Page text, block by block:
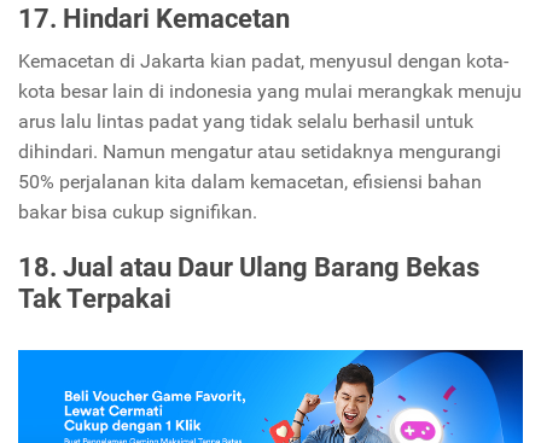
17. Hindari Kemacetan
Kemacetan di Jakarta kian padat, menyusul dengan kota-
kota besar lain di indonesia yang mulai merangkak menuju
arus lalu lintas padat yang tidak selalu berhasil untuk
dihindari. Namun mengatur atau setidaknya mengurangi
50% perjalanan kita dalam kemacetan, efisiensi bahan
bakar bisa cukup signifikan.
18. Jual atau Daur Ulang Barang Bekas
Tak Terpakai